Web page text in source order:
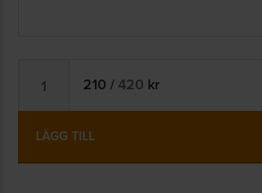
210 / 420 kr
LÄGG TILL